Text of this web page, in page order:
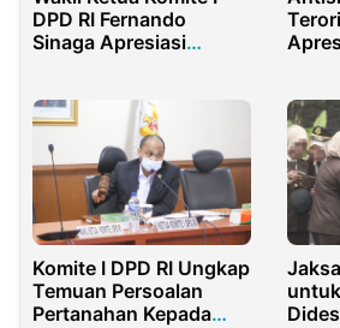
DPD RI Fernando
Sinaga Apresiasi
Penguatan Bikameral
Komite I DPD RI Ungkap
Temuan Persoalan
Pertanahan Kepada